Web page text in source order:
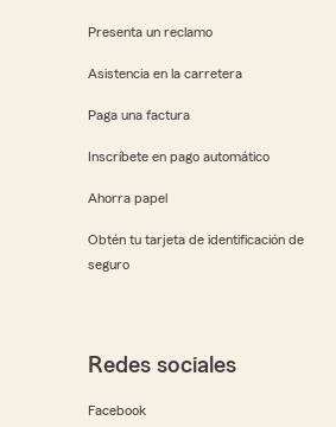
Presenta un reclamo
Asistencia en la carretera
Paga una factura
Inscríbete en pago automático
Ahorra papel
Obtén tu tarjeta de identificación de
seguro
Redes sociales
Facebook